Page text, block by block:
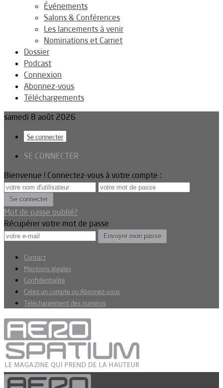
Événements
Salons & Conférences
Les lancements à venir
Nominations et Carnet
Dossier
Podcast
Connexion
Abonnez-vous
Téléchargements
samedi 8 août 2026
Se connecter
SE CONNECTER
Bienvenue ! Connectez-vous à votre compte :
Mot de passe oublié?
Récupérer votre mot de passe
Contact
Mentions légales
Confidentialité
Créez un compte ou Abonnez-vous
Téléchargement des numéros